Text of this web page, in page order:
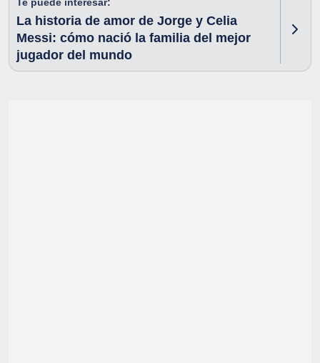
La historia de amor de Jorge y Celia
Messi: cómo nació la familia del mejor
jugador del mundo